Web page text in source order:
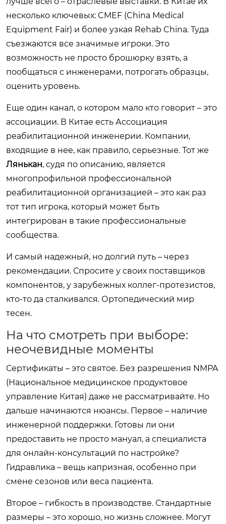
несколько ключевых: CMEF (China Medical
Equipment Fair) и более узкая Rehab China. Туда
съезжаются все значимые игроки. Это
возможность не просто брошюрку взять, а
пообщаться с инженерами, потрогать образцы,
оценить уровень.
Еще один канал, о котором мало кто говорит – это
ассоциации. В Китае есть Ассоциация
реабилитационной инженерии. Компании,
входящие в нее, как правило, серьезные. Тот же
Лянькан, судя по описанию, является
многопрофильной профессиональной
реабилитационной организацией – это как раз
тот тип игрока, который может быть
интегрирован в такие профессиональные
сообщества.
И самый надежный, но долгий путь – через
рекомендации. Спросите у своих поставщиков
компонентов, у зарубежных коллег-протезистов,
кто-то да сталкивался. Ортопедический мир
тесен.
На что смотреть при выборе:
неочевидные моменты
Сертификаты – это святое. Без разрешения NMPA
(Национальное медицинское продуктовое
управление Китая) даже не рассматривайте. Но
дальше начинаются нюансы. Первое – наличие
инженерной поддержки. Готовы ли они
предоставить не просто мануал, а специалиста
для онлайн-консультаций по настройке?
Гидравлика – вещь капризная, особенно при
смене сезонов или веса пациента.
Второе – гибкость в производстве. Стандартные
размеры – это хорошо, но жизнь сложнее. Могут